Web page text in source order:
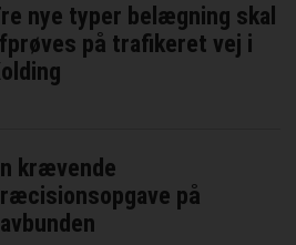
nye typer belægning skal
på trafikeret vej i
krævende
på